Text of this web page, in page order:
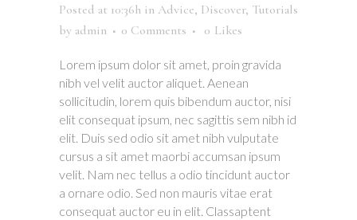
Posted at 10:36h in Advice, Discover, Tutorials
by admin 0 Comments 0 Likes
Lorem ipsum dolor sit amet, proin gravida
nibh vel velit auctor aliquet. Aenean
sollicitudin, lorem quis bibendum auctor, nisi
elit consequat ipsum, nec sagittis sem nibh id
elit. Duis sed odio sit amet nibh vulputate
cursus a sit amet maorbi accumsan ipsum
velit. Nam nec tellus a odio tincidunt auctor
a ornare odio. Sed non mauris vitae erat
consequat auctor eu in elit. Classaptent